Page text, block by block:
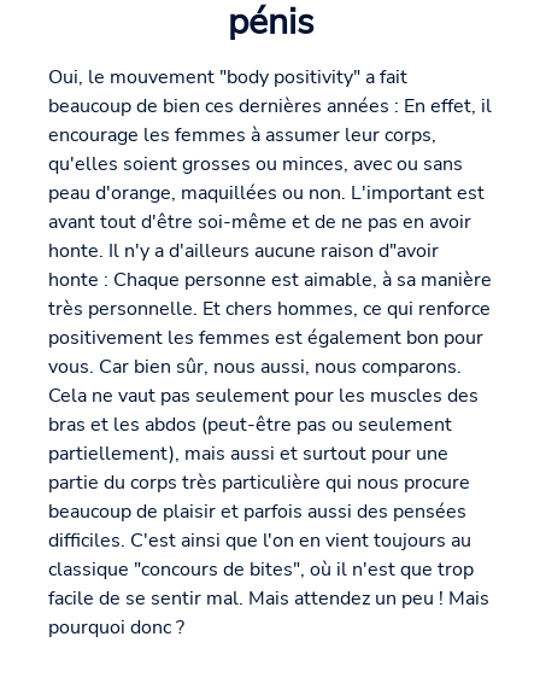
pénis
Oui, le mouvement "body positivity" a fait
beaucoup de bien ces dernières années : En effet, il
encourage les femmes à assumer leur corps,
qu'elles soient grosses ou minces, avec ou sans
peau d'orange, maquillées ou non. L'important est
avant tout d'être soi-même et de ne pas en avoir
honte. Il n'y a d'ailleurs aucune raison d"avoir
honte : Chaque personne est aimable, à sa manière
très personnelle. Et chers hommes, ce qui renforce
positivement les femmes est également bon pour
vous. Car bien sûr, nous aussi, nous comparons.
Cela ne vaut pas seulement pour les muscles des
bras et les abdos (peut-être pas ou seulement
partiellement), mais aussi et surtout pour une
partie du corps très particulière qui nous procure
beaucoup de plaisir et parfois aussi des pensées
difficiles. C'est ainsi que l'on en vient toujours au
classique "concours de bites", où il n'est que trop
facile de se sentir mal. Mais attendez un peu ! Mais
pourquoi donc ?